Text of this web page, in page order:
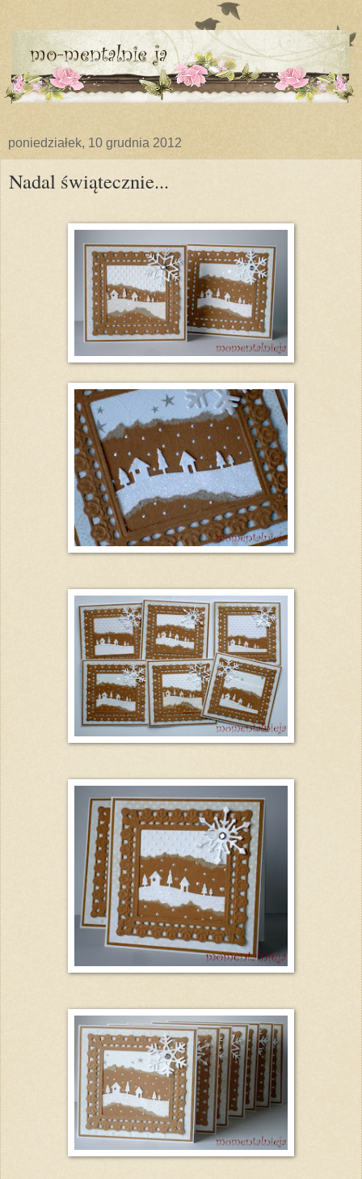
poniedziałek, 10 grudnia 2012
Nadal świątecznie...